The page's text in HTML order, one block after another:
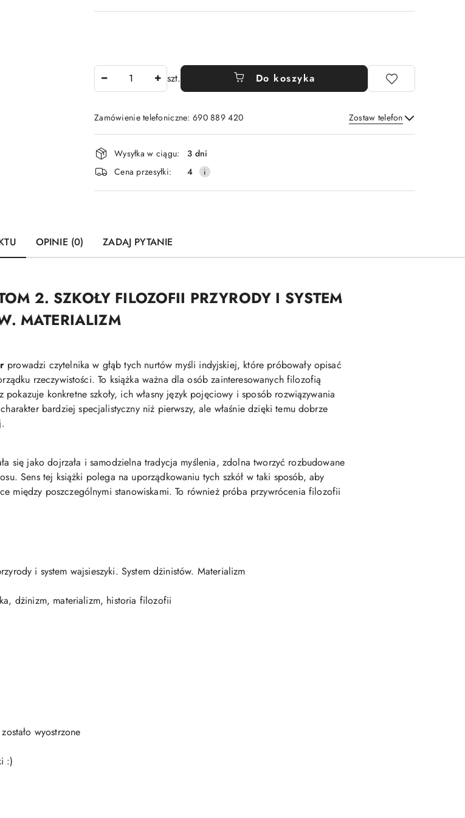
szt. Do koszyka
Zamówienie telefoniczne: 690 889 420 Zostaw telefon
Wyślij
Dostępność
i
dostawa
Wysyłka w ciągu:
3 dni
Cena przesyłki:
4
OPINIE (0) ZADAJ PYTANIE
2. SZKOŁY FILOZOFII PRZYRODY I SYSTEM
MATERIALIZM
prowadzi czytelnika w głąb tych nurtów myśli indyjskiej, które próbowały opisać
rzeczywistości. To książka ważna dla osób zainteresowanych filozofią
konkretne szkoły, ich własny język pojęciowy i sposób rozwiązywania
bardziej specjalistyczny niż pierwszy, ale właśnie dzięki temu dobrze
się jako dojrzała i samodzielna tradycja myślenia, zdolna tworzyć rozbudowane
Sens tej książki polega na uporządkowaniu tych szkół w taki sposób, aby
między poszczególnymi stanowiskami. To również próba przywrócenia filozofii
i system wajsieszyki. System dżinistów. Materializm
dżinizm, materializm, historia filozofii
wyostrzone
:)